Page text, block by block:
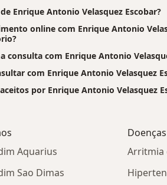
Enrique Antonio Velasquez Escobar?
online com Enrique Antonio
consulta com Enrique Antonio
com Enrique Antonio Velasquez
por Enrique Antonio Velasquez
Aquarius
Sao Dimas
Arritmia